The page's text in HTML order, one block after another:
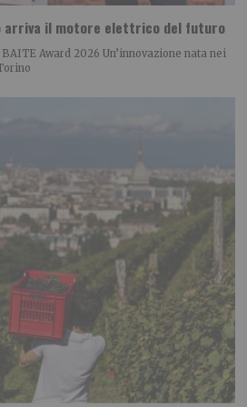
arriva il motore elettrico del futuro
Award 2026 Un’innovazione nata nei